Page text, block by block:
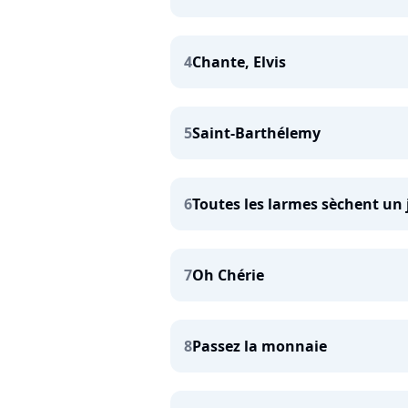
4Chante, Elvis
5Saint-Barthélemy
6Toutes les larmes sèchent
7Oh Chérie
8Passez la monnaie